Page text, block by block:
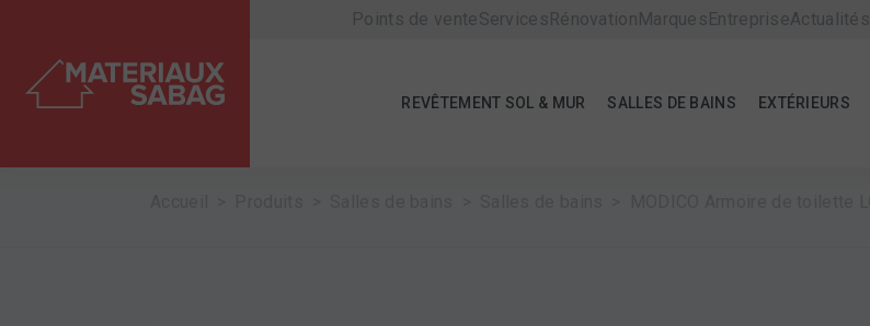
REVÊTEMENT SOL & MUR SALLES DE BAINS EXTÉRIEURS
Points de venteServicesRénovationMarquesEntrepriseActualités